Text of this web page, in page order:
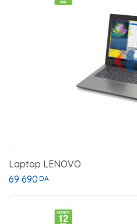
Laptop LENOVO
69 690 DA